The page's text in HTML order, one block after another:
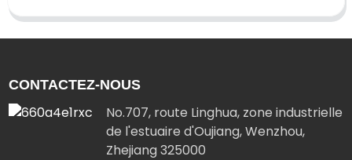
CONTACTEZ-NOUS
No.707, route Linghua, zone industrielle
de l'estuaire d'Oujiang, Wenzhou,
Zhejiang 325000